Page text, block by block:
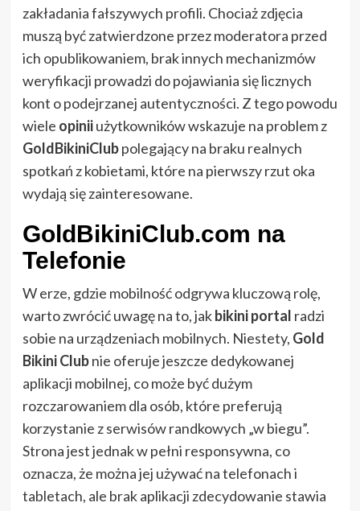
zakładania fałszywych profili. Chociaż zdjęcia
muszą być zatwierdzone przez moderatora przed
ich opublikowaniem, brak innych mechanizmów
weryfikacji prowadzi do pojawiania się licznych
kont o podejrzanej autentyczności. Z tego powodu
wiele opiniiużytkowników wskazuje na problem z
GoldBikiniClubpolegający na braku realnych
spotkań z kobietami, które na pierwszy rzut oka
wydają się zainteresowane.
GoldBikiniClub.com na
Telefonie
W erze, gdzie mobilność odgrywa kluczową rolę,
warto zwrócić uwagę na to, jakbikini portal radzi
sobie na urządzeniach mobilnych. Niestety, Gold
Bikini Clubnie oferuje jeszcze dedykowanej
aplikacji mobilnej, co może być dużym
rozczarowaniem dla osób, które preferują
korzystanie z serwisów randkowych „w biegu”.
Strona jest jednak w pełni responsywna, co
oznacza, że można jej używać na telefonach i
tabletach, ale brak aplikacji zdecydowanie stawia